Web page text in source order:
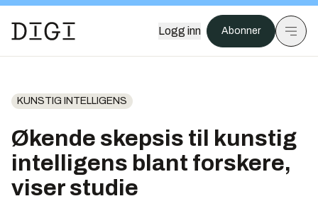
Logg inn Abonner
KUNSTIG INTELLIGENS
Økende skepsis til kunstig
intelligens blant forskere,
viser studie